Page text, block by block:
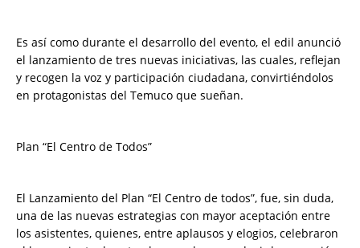
Es así como durante el desarrollo del evento, el edil anunció
el lanzamiento de tres nuevas iniciativas, las cuales, reflejan
y recogen la voz y participación ciudadana, convirtiéndolos
en protagonistas del Temuco que sueñan.
Plan “El Centro de Todos”
El Lanzamiento del Plan “El Centro de todos”, fue, sin duda,
una de las nuevas estrategias con mayor aceptación entre
los asistentes, quienes, entre aplausos y elogios, celebraron